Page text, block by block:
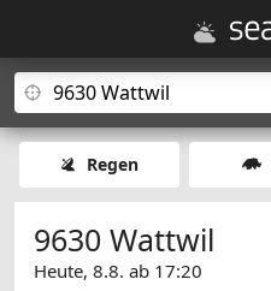
Regen
9630 Wattwil
Heute, 8.8. ab 17:20